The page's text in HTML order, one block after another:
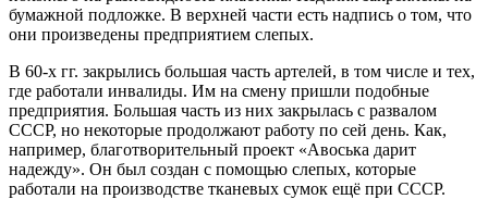
бумажной подложке. В верхней части есть надпись о том, что
они произведены предприятием слепых.
В 60-х гг. закрылись большая часть артелей, в том числе и тех,
где работали инвалиды. Им на смену пришли подобные
предприятия. Большая часть из них закрылась с развалом
СССР, но некоторые продолжают работу по сей день. Как,
например, благотворительный проект «Авоська дарит
надежду». Он был создан с помощью слепых, которые
работали на производстве тканевых сумок ещё при СССР.